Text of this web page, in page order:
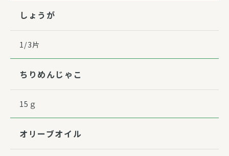
しょうが
1/3片
ちりめんじゃこ
15ｇ
オリーブオイル